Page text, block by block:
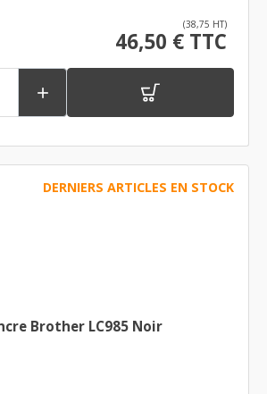
(38,75 HT)
46,50 € TTC

DERNIERS ARTICLES EN STOCK
Brother LC985 Noir